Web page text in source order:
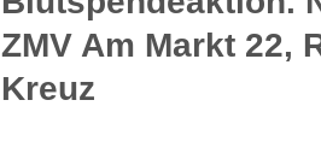
ZMV Am Markt 22,
Kreuz